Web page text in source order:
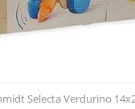
Selecta Verdurino